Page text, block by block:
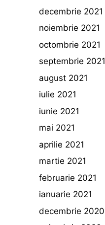
decembrie 2021
noiembrie 2021
octombrie 2021
septembrie 2021
august 2021
iulie 2021
iunie 2021
mai 2021
aprilie 2021
martie 2021
februarie 2021
ianuarie 2021
decembrie 2020